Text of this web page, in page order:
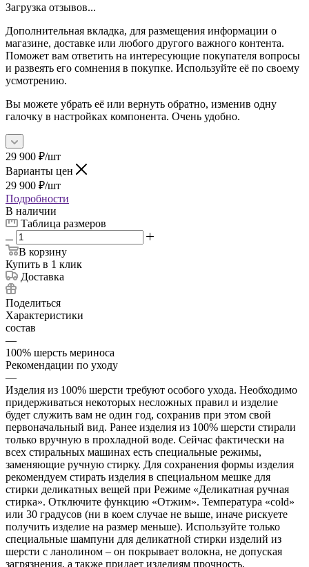
Загрузка отзывов...
Дополнительная вкладка, для размещения информации о
магазине, доставке или любого другого важного контента.
Поможет вам ответить на интересующие покупателя вопросы
и развеять его сомнения в покупке. Используйте её по своему
усмотрению.
Вы можете убрать её или вернуть обратно, изменив одну
галочку в настройках компонента. Очень удобно.
29 900 ₽/шт
Варианты цен
29 900 ₽/шт
Подробности
В наличии
Таблица размеров
В корзину
Купить в 1 клик
Доставка
Поделиться
Характеристики
состав
—
100% шерсть мериноcа
Рекомендации по уходу
—
Изделия из 100% шерсти требуют особого ухода. Необходимо
придерживаться некоторых несложных правил и изделие
будет служить вам не один год, сохранив при этом свой
первоначальный вид. Ранее изделия из 100% шерсти стирали
только вручную в прохладной воде. Сейчас фактически на
всех стиральных машинах есть специальные режимы,
заменяющие ручную стирку. Для сохранения формы изделия
рекомендуем стирать изделия в специальном мешке для
стирки деликатных вещей при Режиме «Деликатная ручная
стирка». Отключите функцию «Отжим». Температура «cold»
или 30 градусов (ни в коем случае не выше, иначе рискуете
получить изделие на размер меньше). Используйте только
специальные шампуни для деликатной стирки изделий из
шерсти с ланолином – он покрывает волокна, не допуская
загрязнения, а также придает изделиям прочность,